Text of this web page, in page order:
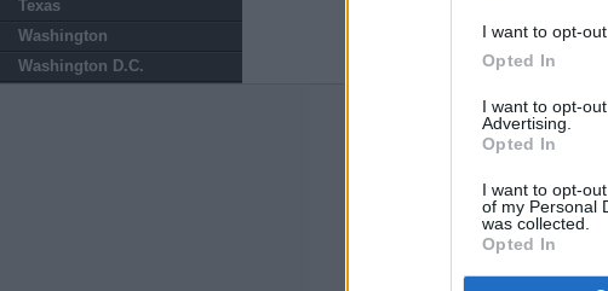
I want to opt-
Opted In
I want to opt-
Advertising.
Opted In
I want to opt-
of my Personal
was collected.
Opted In
Texas
Washington
Washington D.C.
Últimas noticias
controles: "Nos lo
España impone
Meloni a quitarlos